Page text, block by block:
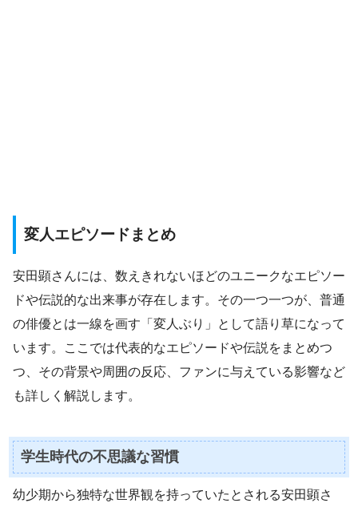
変人エピソードまとめ
安田顕さんには、数えきれないほどのユニークなエピソー
ドや伝説的な出来事が存在します。その一つ一つが、普通
の俳優とは一線を画す「変人ぶり」として語り草になって
います。ここでは代表的なエピソードや伝説をまとめつ
つ、その背景や周囲の反応、ファンに与えている影響など
も詳しく解説します。
学生時代の不思議な習慣
幼少期から独特な世界観を持っていたとされる安田顕さ